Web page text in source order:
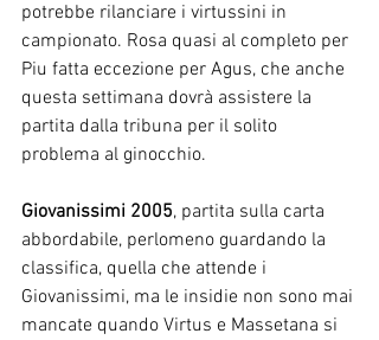
potrebbe rilanciare i virtussini in
campionato. Rosa quasi al completo per
Piu fatta eccezione per Agus, che anche
questa settimana dovrà assistere la
partita dalla tribuna per il solito
problema al ginocchio.
Giovanissimi 2005, partita sulla carta
abbordabile, perlomeno guardando la
classifica, quella che attende i
Giovanissimi, ma le insidie non sono mai
mancate quando Virtus e Massetana si